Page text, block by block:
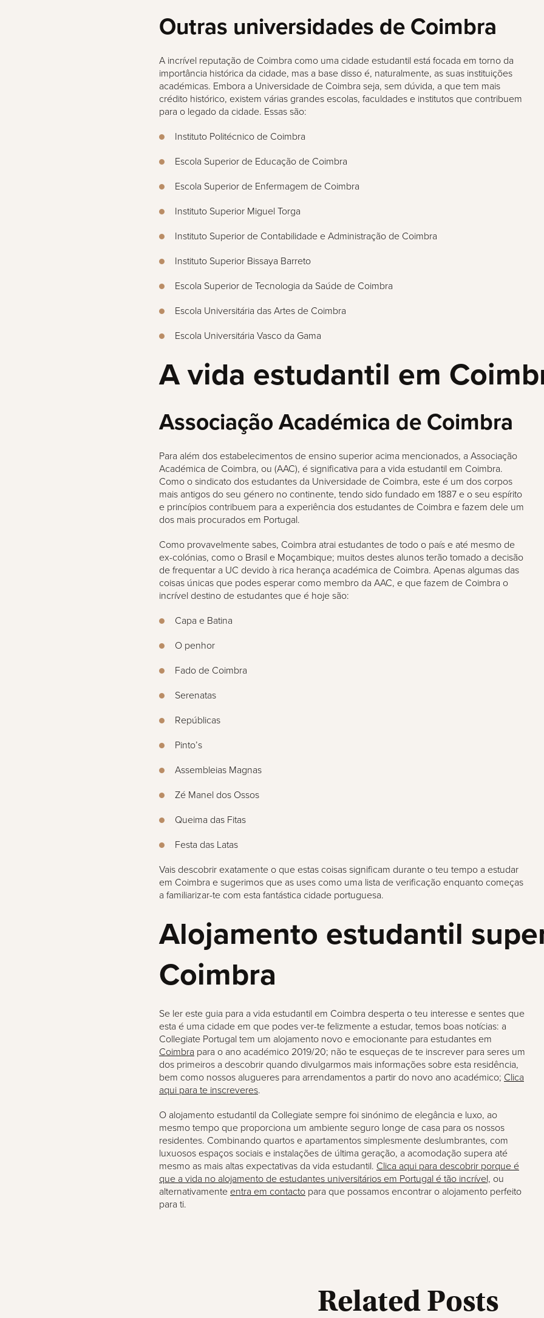
Outras universidades de Coimbra
A incrível reputação de Coimbra como uma cidade estudantil está focada em torno da
importância histórica da cidade, mas a base disso é, naturalmente, as suas instituições
académicas. Embora a Universidade de Coimbra seja, sem dúvida, a que tem mais
crédito histórico, existem várias grandes escolas, faculdades e institutos que contribuem
para o legado da cidade. Essas são:
Instituto Politécnico de Coimbra
Escola Superior de Educação de Coimbra
Escola Superior de Enfermagem de Coimbra
Instituto Superior Miguel Torga
Instituto Superior de Contabilidade e Administração de Coimbra
Instituto Superior Bissaya Barreto
Escola Superior de Tecnologia da Saúde de Coimbra
Escola Universitária das Artes de Coimbra
Escola Universitária Vasco da Gama
A vida estudantil em
Associação Académica de Coimbra
Para além dos estabelecimentos de ensino superior acima mencionados, a Associação
Académica de Coimbra, ou (AAC), é significativa para a vida estudantil em Coimbra.
Como o sindicato dos estudantes da Universidade de Coimbra, este é um dos corpos
mais antigos do seu género no continente, tendo sido fundado em 1887 e o seu espírito
e princípios contribuem para a experiência dos estudantes de Coimbra e fazem dele um
dos mais procurados em Portugal.
Como provavelmente sabes, Coimbra atrai estudantes de todo o país e até mesmo de
ex-colónias, como o Brasil e Moçambique; muitos destes alunos terão tomado a decisão
de frequentar a UC devido à rica herança académica de Coimbra. Apenas algumas das
coisas únicas que podes esperar como membro da AAC, e que fazem de Coimbra o
incrível destino de estudantes que é hoje são:
Capa e Batina
O penhor
Fado de Coimbra
Serenatas
Repúblicas
Pinto’s
Assembleias Magnas
Zé Manel dos Ossos
Queima das Fitas
Festa das Latas
Vais descobrir exatamente o que estas coisas significam durante o teu tempo a estudar
em Coimbra e sugerimos que as uses como uma lista de verificação enquanto começas
a familiarizar-te com esta fantástica cidade portuguesa.
Alojamento estudantil
Coimbra
Se ler este guia para a vida estudantil em Coimbra desperta o teu interesse e sentes que
esta é uma cidade em que podes ver-te felizmente a estudar, temos boas notícias: a
Collegiate Portugal tem um alojamento novo e emocionante para estudantes em
Coimbra para o ano académico 2019/20; não te esqueças de te inscrever para seres um
dos primeiros a descobrir quando divulgarmos mais informações sobre esta residência,
bem como nossos alugueres para arrendamentos a partir do novo ano académico; Clica
aqui para te inscreveres.
O alojamento estudantil da Collegiate sempre foi sinónimo de elegância e luxo, ao
mesmo tempo que proporciona um ambiente seguro longe de casa para os nossos
residentes. Combinando quartos e apartamentos simplesmente deslumbrantes, com
luxuosos espaços sociais e instalações de última geração, a acomodação supera até
mesmo as mais altas expectativas da vida estudantil. Clica aqui para descobrir porque é
que a vida no alojamento de estudantes universitários em Portugal é tão incrível, ou
alternativamente entra em contacto para que possamos encontrar o alojamento perfeito
para ti.
Related Posts